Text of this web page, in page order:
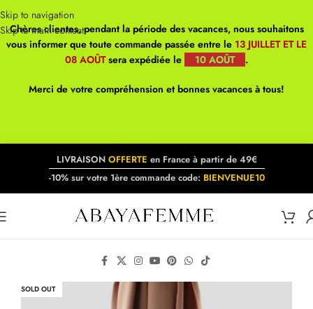
Skip to navigation
Skip to main content
Chères clientes, pendant la période des vacances, nous souhaitons
vous informer que toute commande passée entre le 13 JUILLET ET LE
08 AOÛTsera expédiée le 10 AOÛT .
Merci de votre compréhension et bonnes vacances à tous!
LIVRAISON OFFERTE en France à partir de 49€
-10% sur votre 1ère commande code: BIENVENUE10
SOLD OUT